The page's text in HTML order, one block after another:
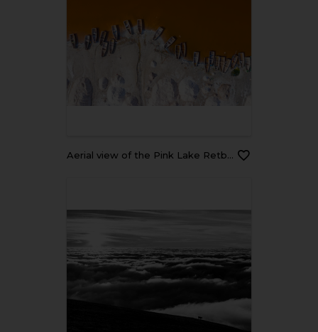
Aerial view of the Pink Lake Retba or Lac Rose in Senegal. Photo made by drone from above. Africa Natural Landscape.